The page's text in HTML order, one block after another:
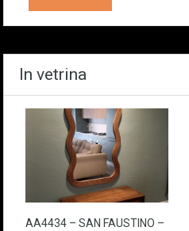
In vetrina
AA4434 – SAN FAUSTINO –